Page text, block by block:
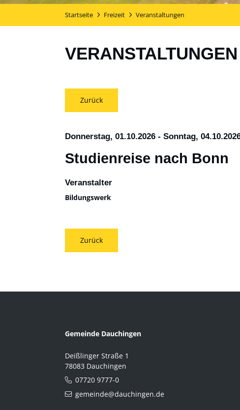
Startseite Freizeit Veranstaltungen
VERANSTALTUNGEN
Zurück
Donnerstag, 01.10.2026 - Sonntag,
Studienreise nach Bonn
Veranstalter
Bildungswerk
Zurück
Gemeinde Dauchingen
Deißlinger Straße 1
78083 Dauchingen
07720 9777-0
gemeinde@dauchingen.de